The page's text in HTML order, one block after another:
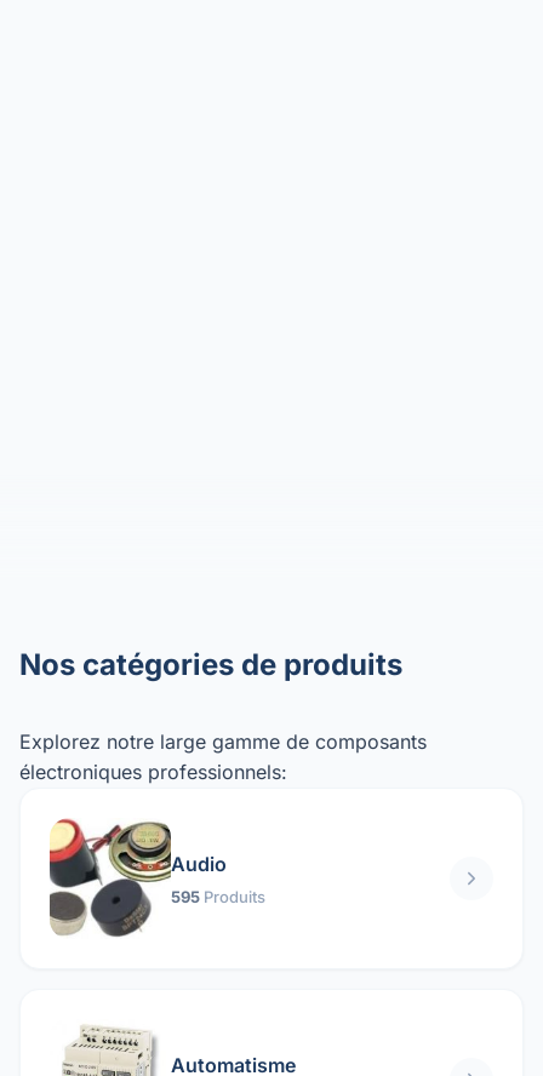
Nos catégories de produits
Explorez notre large gamme de composants
électroniques professionnels:
Audio
595 Produits
Automatisme